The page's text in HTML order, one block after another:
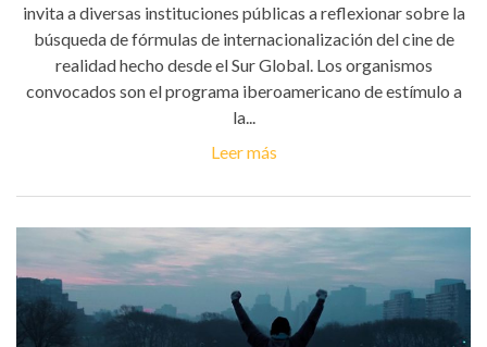
invita a diversas instituciones públicas a reflexionar sobre la
búsqueda de fórmulas de internacionalización del cine de
realidad hecho desde el Sur Global. Los organismos
convocados son el programa iberoamericano de estímulo a
la...
Leer más